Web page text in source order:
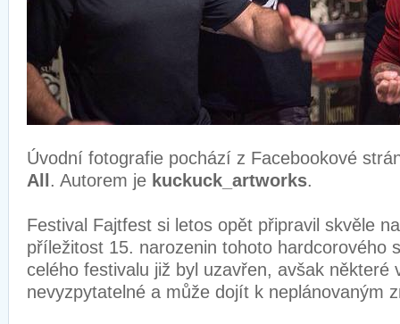
Úvodní fotografie pochází z Facebookové
All . Autorem je kuckuck_artworks.
Festival Fajtfest si letos opět připravil skvěle
příležitost 15. narozenin tohoto hardcorového
celého festivalu již byl uzavřen, avšak některé
nevyzpytatelné a může dojít k neplánovaným